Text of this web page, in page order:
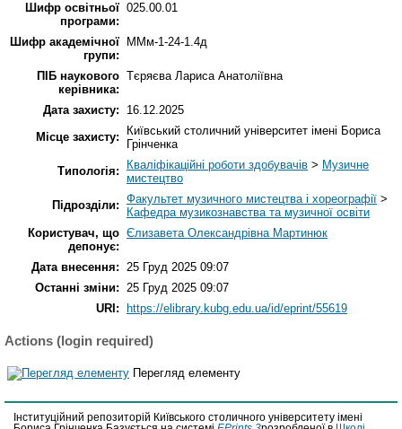
Шифр освітньої
програми:
025.00.01
Шифр академічної
групи:
ММм-1-24-1.4д
ПІБ наукового
керівника:
Тєряєва Лариса Анатоліївна
Дата захисту:
16.12.2025
Місце захисту:
Київський столичний університет імені Бориса
Грінченка
Типологія:
Кваліфікаційні роботи здобувачів > Музичне
мистецтво
Підрозділи: Факультет музичного мистецтва і хореографії >
Кафедра музикознавства та музичної освіти
Користувач, що
депонує:
Єлизавета Олександрівна Мартинюк
Дата внесення: 25 Груд 2025 09:07
Останні зміни: 25 Груд 2025 09:07
URI:
https://elibrary.kubg.edu.ua/id/eprint/55619
Actions (login required)
Перегляд елементу
Інституційний репозиторій Київського столичного університету імені